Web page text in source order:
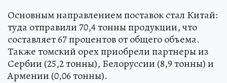
Основным направлением поставок стал Китай:
туда отправили 70,4 тонны продукции, что
составляет 67 процентов от общего объема.
Также томский орех приобрели партнеры из
Сербии (25,2 тонны), Белоруссии (8,9 тонны) и
Армении (0,06 тонны).